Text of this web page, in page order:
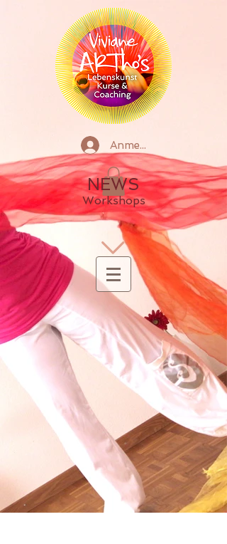
Anmelden
NEWS
Workshops